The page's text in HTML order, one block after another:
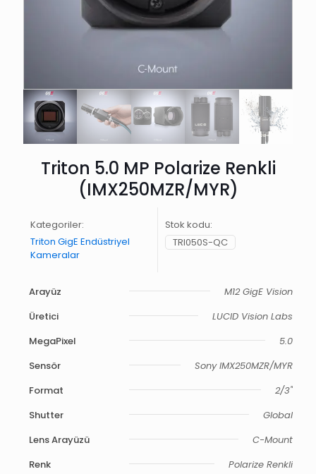
Triton 5.0 MP Polarize Renkli
(IMX250MZR/MYR)
Kategoriler:
Triton GigE Endüstriyel
Kameralar
Stok kodu:
TRI050S-QC
Arayüz
M12 GigE Vision
Üretici
LUCID Vision Labs
MegaPixel
5.0
Sensör
Sony IMX250MZR/MYR
Format
2/3"
Shutter
Global
Lens Arayüzü
C-Mount
Renk
Polarize Renkli